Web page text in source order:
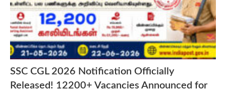
SSC CGL 2026 Notification Officially
Released! 12200+ Vacancies Announced for